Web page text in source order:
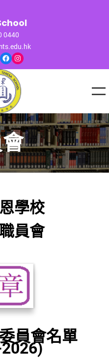
0440
Facebook Instagram
學校
員會
員會名單